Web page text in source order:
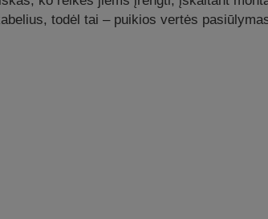
todėl tai – puikios vertės